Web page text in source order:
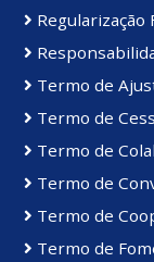
Regularização
Termo de
Termo de
Termo de
Termo de
Termo de
Termo de